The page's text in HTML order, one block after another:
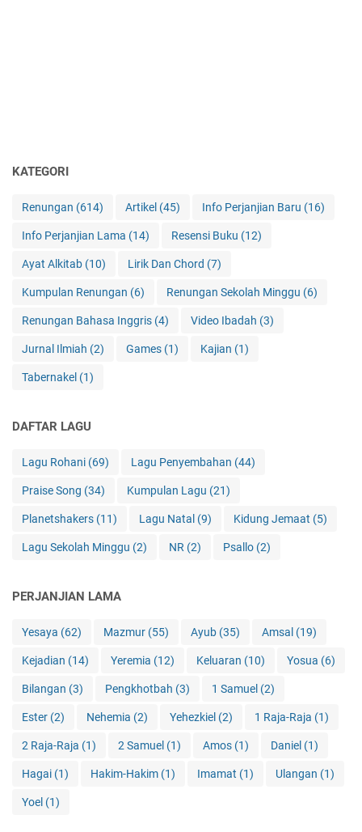
KATEGORI
Renungan (614) Artikel (45) Info Perjanjian Baru (16)
Info Perjanjian Lama (14) Resensi Buku (12)
Ayat Alkitab (10) Lirik Dan Chord (7)
Kumpulan Renungan (6) Renungan Sekolah Minggu (6)
Renungan Bahasa Inggris (4) Video Ibadah (3)
Jurnal Ilmiah (2) Games (1) Kajian (1)
Tabernakel (1)
DAFTAR LAGU
Lagu Rohani (69) Lagu Penyembahan (44)
Praise Song (34) Kumpulan Lagu (21)
Planetshakers (11) Lagu Natal (9) Kidung Jemaat (5)
Lagu Sekolah Minggu (2) NR (2) Psallo (2)
PERJANJIAN LAMA
Yesaya (62) Mazmur (55) Ayub (35) Amsal (19)
Kejadian (14) Yeremia (12) Keluaran (10) Yosua (6)
Bilangan (3) Pengkhotbah (3) 1 Samuel (2)
Ester (2) Nehemia (2) Yehezkiel (2) 1 Raja-Raja (1)
2 Raja-Raja (1) 2 Samuel (1) Amos (1) Daniel (1)
Hagai (1) Hakim-Hakim (1) Imamat (1) Ulangan (1)
Yoel (1)